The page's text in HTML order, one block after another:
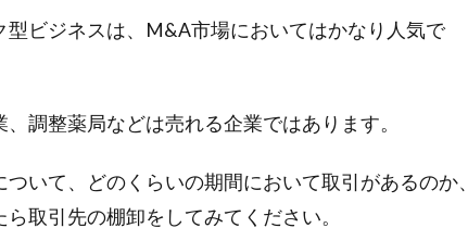
ビジネスは、M&A市場においてはかなり人気で
調整薬局などは売れる企業ではあります。
いて、どのくらいの期間において取引があるのか、
取引先の棚卸をしてみてください。